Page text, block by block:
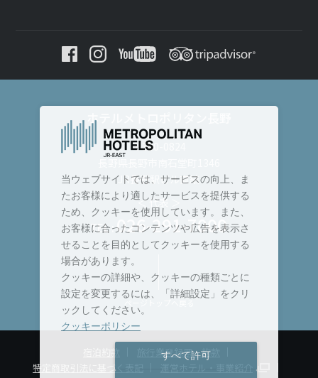
ホテルメトロポリタン長野
〒380-0824
JR長野駅ビル直結
＜ 代表 ＞
TEL :026-291-7000
旅行業登録票・約款
特定商取引法に基づく表記
運営ホテル・事業紹介
当ウェブサイトでは、サービスの向上、ま
たお客様により適したサービスを提供する
ため、クッキーを使用しています。また、
お客様に合ったコンテンツや広告を表示さ
せることを目的としてクッキーを使用する
場合があります。
クッキーの詳細や、クッキーの種類ごとに
設定を変更するには、「詳細設定」をクリ
ックしてください。
クッキーポリシー
すべて許可